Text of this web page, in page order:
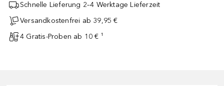
Schnelle Lieferung 2–4 Werktage Lieferzeit
Versandkostenfrei ab 39,95 €
4 Gratis-Proben ab 10 € ¹